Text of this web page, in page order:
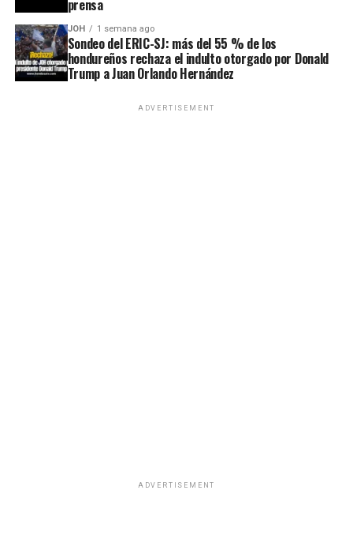
prensa
JOH 1 semana ago
Sondeo del ERIC-SJ: más del 55 % de los
hondureños rechaza el indulto otorgado por Donald
Trump a Juan Orlando Hernández
ADVERTISEMENT
ADVERTISEMENT